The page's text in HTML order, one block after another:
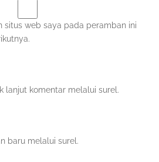
situs web saya pada peramban ini
lanjut komentar melalui surel.
baru melalui surel.